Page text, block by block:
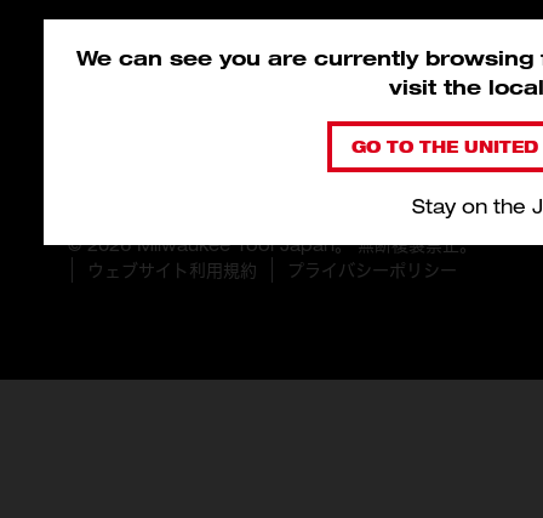
We can see you are currently
visit the
GO TO THE
Stay on the
© 2026 Milwaukee Tool Japan。 無断複製禁止。
ウェブサイト利用規約
プライバシーポリシー